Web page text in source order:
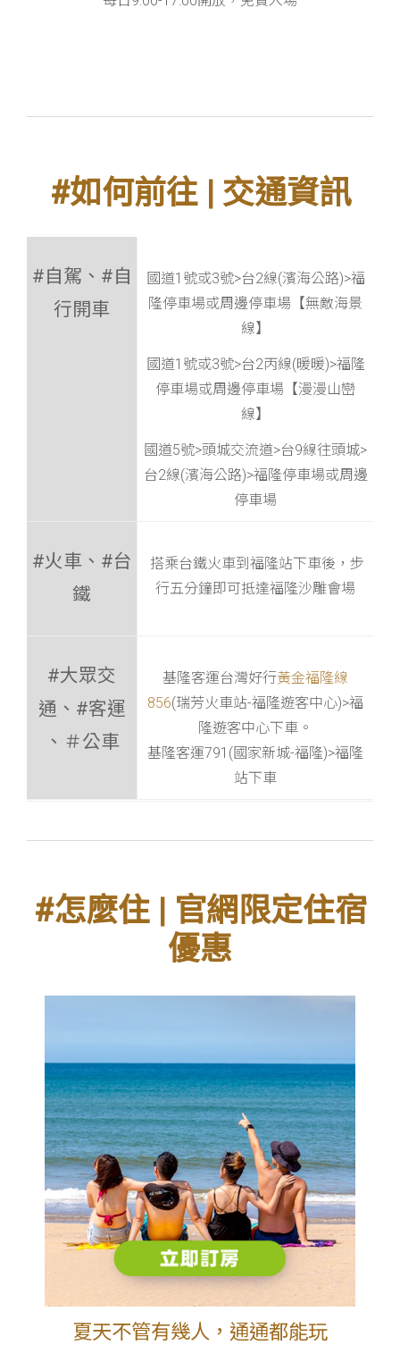
#如何前往 | 交通資訊
#自駕、#自
行開車
國道1號或3號>台2線(濱海公路)>福
隆停車場或周邊停車場【無敵海景
線】
國道1號或3號>台2丙線(暖暖)>福隆
停車場或周邊停車場【漫漫山巒
線】
國道5號>頭城交流道>台9線往頭城>
台2線(濱海公路)>福隆停車場或周邊
停車場
#火車、#台
鐵
搭乘台鐵火車到福隆站下車後，步
行五分鐘即可抵達福隆沙雕會場
#大眾交
通、#客運
、＃公車
基隆客運台灣好行黃金福隆線
856(瑞芳火車站-福隆遊客中心)>福
隆遊客中心下車。
基隆客運791(國家新城-福隆)>福隆
站下車
#怎麼住 | 官網限定住宿
優惠
夏天不管有幾人，通通都能玩